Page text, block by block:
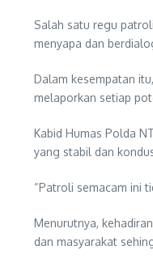
Salah satu regu
menyapa dan
Dalam kesempatan
melaporkan setiap
Kabid Humas Polda
yang stabil dan
“Patroli semacam ini
Menurutnya,
dan masyarakat